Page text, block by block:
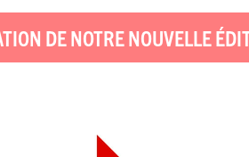
DE NOTRE NOUVELLE